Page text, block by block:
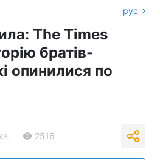
рус
The Times
братів-
опинилися по
2516